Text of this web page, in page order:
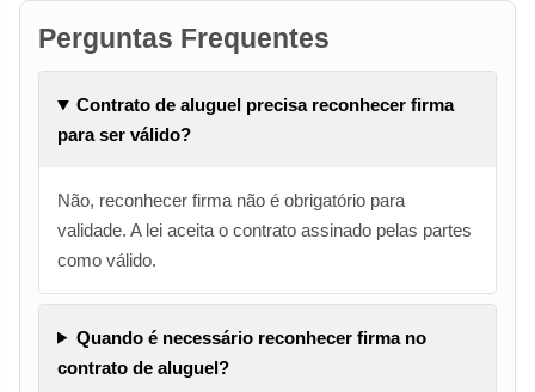
Perguntas Frequentes
Contrato de aluguel precisa reconhecer firma
para ser válido?
Não, reconhecer firma não é obrigatório para
validade. A lei aceita o contrato assinado pelas partes
como válido.
Quando é necessário reconhecer firma no
contrato de aluguel?